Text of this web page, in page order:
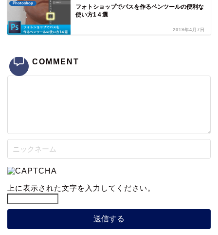
Photoshop
フォトショップでパスを作るペンツールの便利な
使い方1４選
2019年4月7日
COMMENT
上に表示された文字を入力してください。